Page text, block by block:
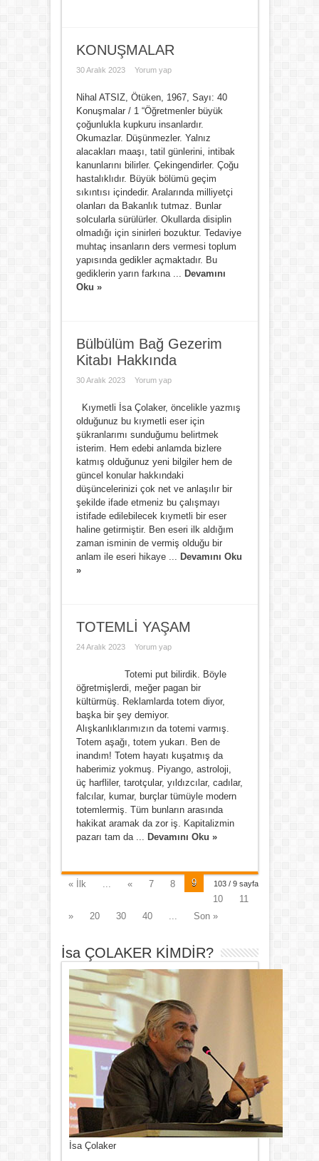
KONUŞMALAR
30 Aralık 2023 Yorum yap
Nihal ATSIZ, Ötüken, 1967, Sayı: 40
Konuşmalar / 1 “Öğretmenler büyük
çoğunlukla kupkuru insanlardır.
Okumazlar. Düşünmezler. Yalnız
alacakları maaşı, tatil günlerini, intibak
kanunlarını bilirler. Çekingendirler. Çoğu
hastalıklıdır. Büyük bölümü geçim
sıkıntısı içindedir. Aralarında milliyetçi
olanları da Bakanlık tutmaz. Bunlar
solcularla sürülürler. Okullarda disiplin
olmadığı için sinirleri bozuktur. Tedaviye
muhtaç insanların ders vermesi toplum
yapısında gedikler açmaktadır. Bu
gediklerin yarın farkına ... Devamını
Oku »
Bülbülüm Bağ Gezerim
Kitabı Hakkında
30 Aralık 2023 Yorum yap
Kıymetli İsa Çolaker, öncelikle yazmış
olduğunuz bu kıymetli eser için
şükranlarımı sunduğumu belirtmek
isterim. Hem edebi anlamda bizlere
katmış olduğunuz yeni bilgiler hem de
güncel konular hakkındaki
düşüncelerinizi çok net ve anlaşılır bir
şekilde ifade etmeniz bu çalışmayı
istifade edilebilecek kıymetli bir eser
haline getirmiştir. Ben eseri ilk aldığım
zaman isminin de vermiş olduğu bir
anlam ile eseri hikaye ... Devamını Oku
»
TOTEMLİ YAŞAM
24 Aralık 2023 Yorum yap
Totemi put bilirdik. Böyle
öğretmişlerdi, meğer pagan bir
kültürmüş. Reklamlarda totem diyor,
başka bir şey demiyor.
Alışkanlıklarımızın da totemi varmış.
Totem aşağı, totem yukarı. Ben de
inandım! Totem hayatı kuşatmış da
haberimiz yokmuş. Piyango, astroloji,
üç harfliler, tarotçular, yıldızcılar, cadılar,
falcılar, kumar, burçlar tümüyle modern
totemlermiş. Tüm bunların arasında
hakikat aramak da zor iş. Kapitalizmin
pazarı tam da ... Devamını Oku »
103 / 9 sayfa
« İlk ... « 7 8
9
10
11
»
20 30 40 ... Son »
İsa ÇOLAKER KİMDİR?
İsa Çolaker